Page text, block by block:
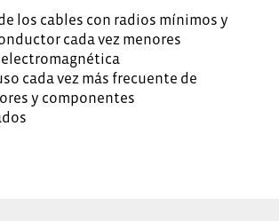
los cables con radios mínimos y
cada vez menores
cada vez más frecuente de
y componentes